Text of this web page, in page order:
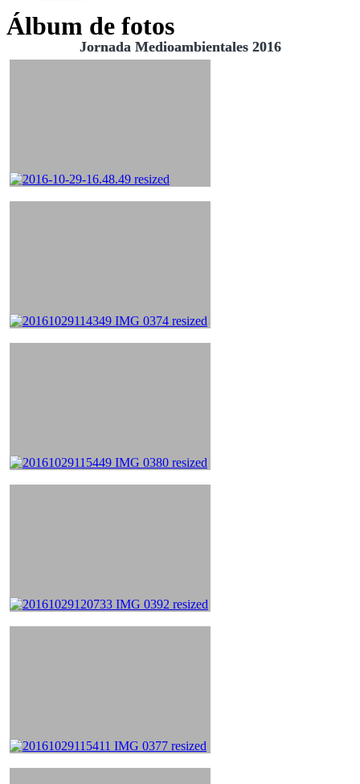
Álbum de fotos
Jornada Medioambientales 2016